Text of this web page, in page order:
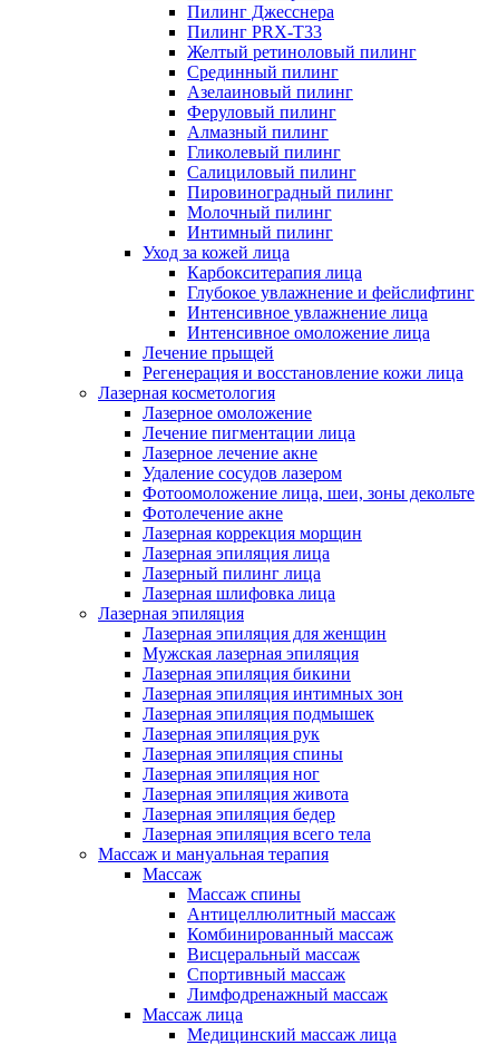
Пилинг Джесснера
Пилинг PRX-T33
Желтый ретиноловый пилинг
Срединный пилинг
Азелаиновый пилинг
Феруловый пилинг
Алмазный пилинг
Гликолевый пилинг
Салициловый пилинг
Пировиноградный пилинг
Молочный пилинг
Интимный пилинг
Уход за кожей лица
Карбокситерапия лица
Глубокое увлажнение и фейслифтинг
Интенсивное увлажнение лица
Интенсивное омоложение лица
Лечение прыщей
Регенерация и восстановление кожи лица
Лазерная косметология
Лазерное омоложение
Лечение пигментации лица
Лазерное лечение акне
Удаление сосудов лазером
Фотоомоложение лица, шеи, зоны декольте
Фотолечение акне
Лазерная коррекция морщин
Лазерная эпиляция лица
Лазерный пилинг лица
Лазерная шлифовка лица
Лазерная эпиляция
Лазерная эпиляция для женщин
Мужская лазерная эпиляция
Лазерная эпиляция бикини
Лазерная эпиляция интимных зон
Лазерная эпиляция подмышек
Лазерная эпиляция рук
Лазерная эпиляция спины
Лазерная эпиляция ног
Лазерная эпиляция живота
Лазерная эпиляция бедер
Лазерная эпиляция всего тела
Массаж и мануальная терапия
Массаж
Массаж спины
Антицеллюлитный массаж
Комбинированный массаж
Висцеральный массаж
Спортивный массаж
Лимфодренажный массаж
Массаж лица
Медицинский массаж лица